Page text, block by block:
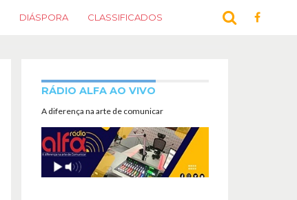
DIÁSPORA CLASSIFICADOS
RÁDIO ALFA AO VIVO
A diferença na arte de comunicar